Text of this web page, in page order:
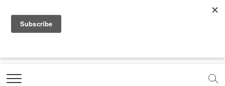
a
e
b
o
t
.
o
e
t
t
Marketing Oops!
DIGITAL | CREATIVE | ADVERTISING | CAMPAIGN |